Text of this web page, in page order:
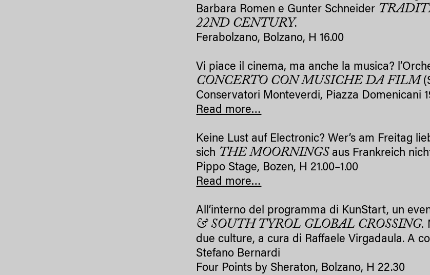
Barbara Romen e Gunter Schneider
22ND CENTURY.
Ferabolzano, Bolzano, H 16.00
Vi piace il cinema, ma anche la musica?
CONCERTO CON MUSICHE DA FILM
Conservatori Monteverdi, Piazza Domenicani
Read more…
Keine Lust auf Electronic? Wer’s am Freitag
sich THE MOORNINGS aus Frankreich
Pippo Stage, Bozen, H 21.00–1.00
Read more…
All’interno del programma di KunStart, un
& SOUTH TYROL GLOBAL CROSSING.
due culture, a cura di Raffaele Virgadaula. A
Stefano Bernardi
Four Points by Sheraton, Bolzano, H 22.30